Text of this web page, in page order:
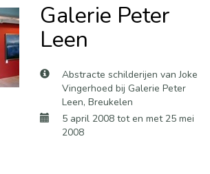
Galerie Peter
Leen
Abstracte schilderijen van Joke
Vingerhoed bij Galerie Peter
Leen, Breukelen
5 april 2008 tot en met 25 mei
2008